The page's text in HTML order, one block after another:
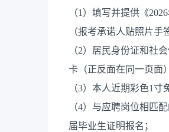
（1）填写并提供《
（报考承诺人贴照片手
（2）居民身份证和社
卡（正反面在同一页面
（3）本人近期彩色1寸
（4）与应聘岗位相匹
届毕业生证明报名；